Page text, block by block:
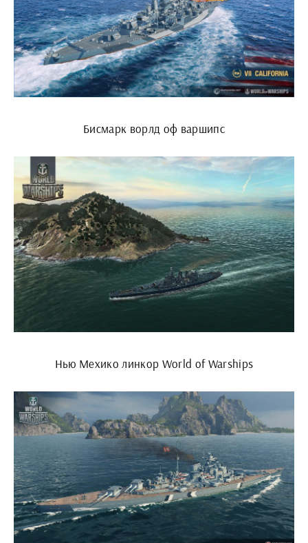
Бисмарк ворлд оф варшипс
Нью Мехико линкор World of Warships